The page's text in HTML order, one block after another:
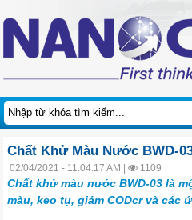
Chất Khử Màu Nước BWD-
02/04/2021 - 11:04:17 AM | 1109
Chất khử màu nước BWD-03 là
màu, keo tụ, giảm CODcr và các